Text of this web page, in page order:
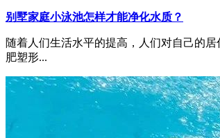
别墅家庭小泳池怎样才能净化水质？
随着人们生活水平的提高，人们对自己的
肥塑形...